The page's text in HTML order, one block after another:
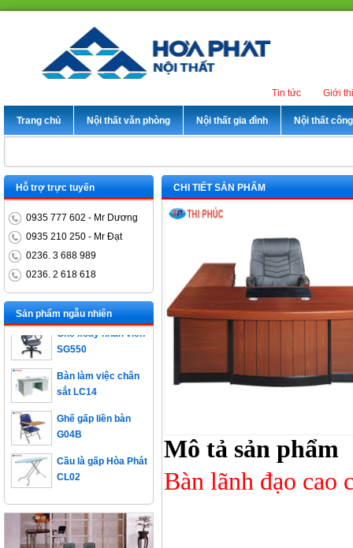
Giới
Tin tức
Trang chủ Nội thất văn phòng Nội thất gia đình Nội thất
CHI TIẾT SẢN PHẨM
Mô tả sản phẩm
Bàn lãnh đạo cao
Hỗ trợ trực tuyến
0935 777 602 - Mr Dương
0935 210 250 - Mr Đạt
0236. 3 688 989
0236. 2 618 618
Sản phẩm ngẫu nhiên
Bàn trưởng phòng
ET1400D
Ghế xoay nhân viên
SG550
sắt LC14
G04B
CL02